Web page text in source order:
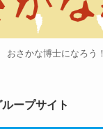
おさかな博士になろう！
ープサイト